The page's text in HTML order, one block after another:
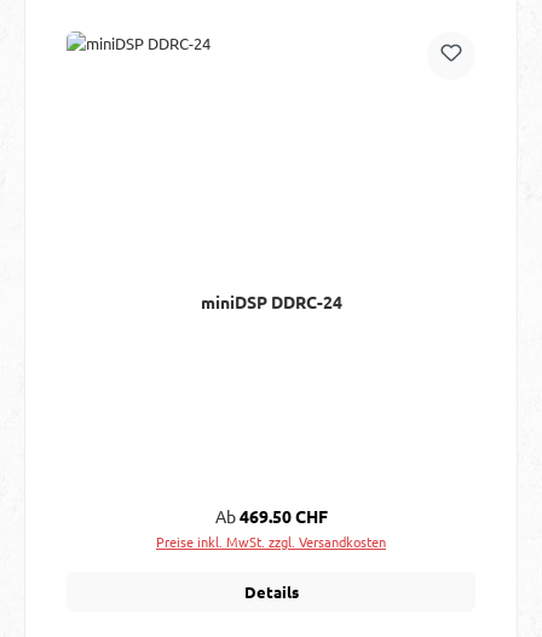
miniDSP DDRC-24
Regulärer Preis:
Ab469.50 CHF
Preise inkl. MwSt. zzgl. Versandkosten
Details